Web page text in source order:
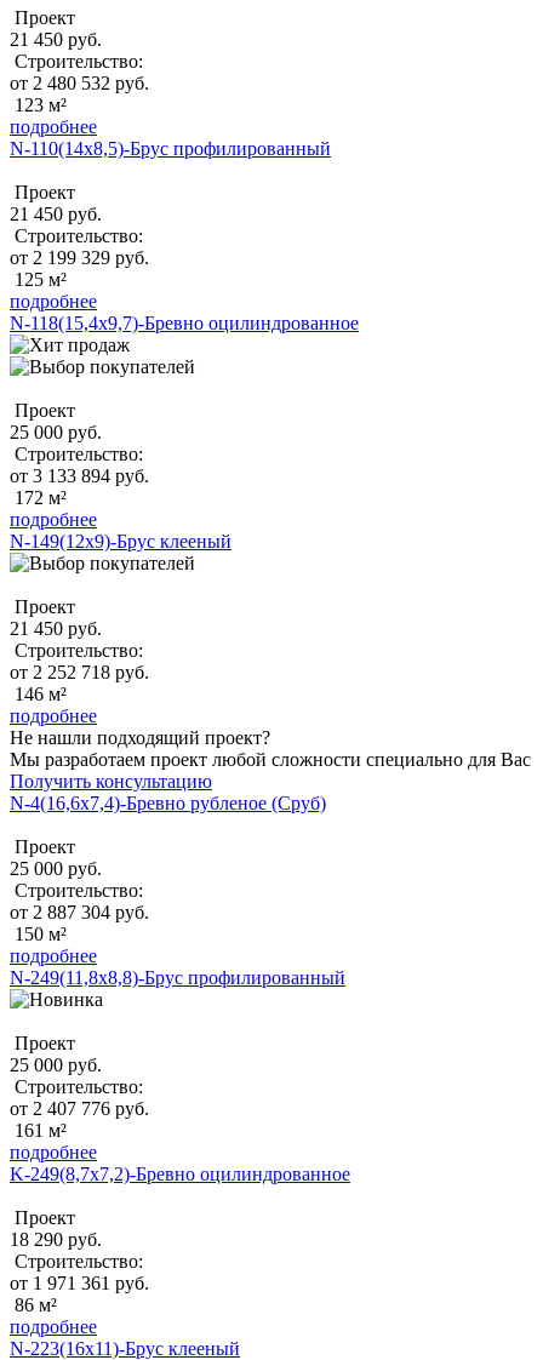
Проект
21 450 руб.
Строительство:
от 2 480 532 руб.
123 м²
подробнее
N-110(14х8,5)-Брус профилированный
Проект
21 450 руб.
Строительство:
от 2 199 329 руб.
125 м²
подробнее
N-118(15,4x9,7)-Бревно оцилиндрованное
Проект
25 000 руб.
Строительство:
от 3 133 894 руб.
172 м²
подробнее
N-149(12x9)-Брус клееный
Проект
21 450 руб.
Строительство:
от 2 252 718 руб.
146 м²
подробнее
Не нашли подходящий проект?
Мы разработаем проект любой сложности специально для Вас
Получить консультацию
N-4(16,6х7,4)-Бревно рубленое (Сруб)
Проект
25 000 руб.
Строительство:
от 2 887 304 руб.
150 м²
подробнее
N-249(11,8x8,8)-Брус профилированный
Проект
25 000 руб.
Строительство:
от 2 407 776 руб.
161 м²
подробнее
K-249(8,7x7,2)-Бревно оцилиндрованное
Проект
18 290 руб.
Строительство:
от 1 971 361 руб.
86 м²
подробнее
N-223(16x11)-Брус клееный